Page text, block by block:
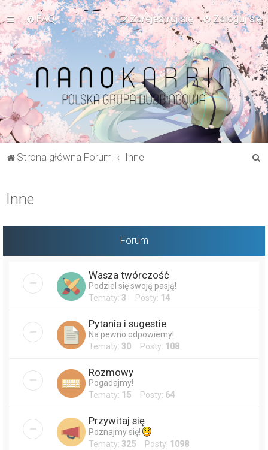
FAQ Zaloguj się
Zarejestruj się
Strona główna Forum Inne
a
Inne
Forum
Wasza twórczość
Podziel się swoją pasją!
Tematy: 3 Posty: 14
Pytania i sugestie
Na pewno odpowiemy!
Tematy: 30 Posty: 108
Rozmowy
Pogadajmy!
Tematy: 15 Posty: 64
Przywitaj się
Poznajmy się!
Tematy: 325 Posty: 1098